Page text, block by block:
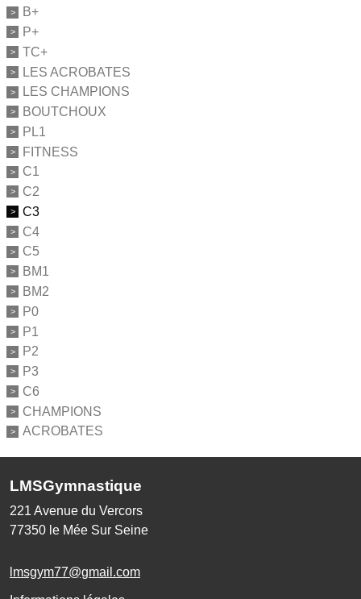
B+
P+
TC+
LES ACROBATES
LES CHAMPIONS
BOUTCHOUX
PL1
FITNESS
C1
C2
C3
C4
C5
BM1
BM2
P0
P1
P2
P3
C6
CHAMPIONS
ACROBATES
LMSGymnastique
221 Avenue du Vercors
77350 le Mée Sur Seine
lmsgym77@gmail.com